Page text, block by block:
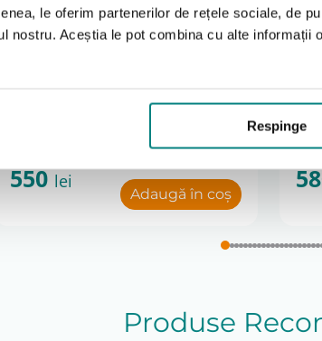
le oferim partenerilor de rețele sociale, de
nostru. Aceștia le pot combina cu alte
Respinge
potrivite, un reprezentant
2. Beneficiaza de garantie legala de
daca produsul este in stoc sau 3–5
Bloc abductie (separator
550lei
Adaugă în coș
cu
Produse